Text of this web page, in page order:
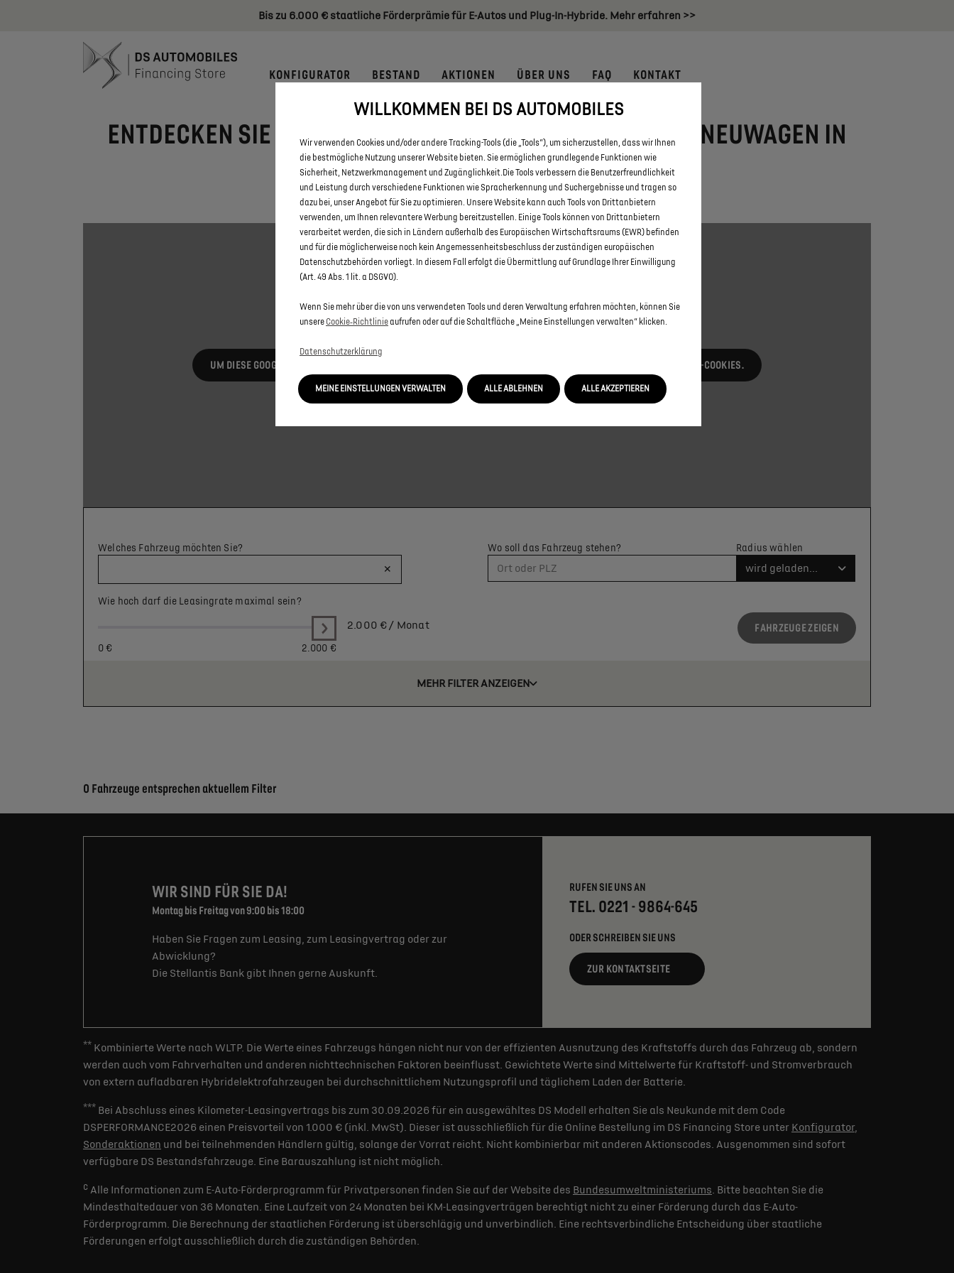
Bis zu 6.000 € staatliche Förderprämie für E-Autos und Plug-In-Hybride. Mehr erfahren >>
KONFIGURATOR BESTAND AKTIONEN ÜBER UNS FAQ KONTAKT
ENTDECKEN SIE ALLE DS 3 UND DS 3 CROSSBACK E-TENSE NEUWAGEN IN
HEIDENHEIM AN DER BRENZ
UM DIESE GOOGLE MAPS-KARTE ANZUZEIGEN, AKZEPTIEREN SIE BITTE DIE FÜR MARKETING/WERBUNG RELEVANTEN-COOKIES.
Welches Fahrzeug möchten Sie?
×
Wo soll das Fahrzeug stehen?
Ort oder PLZ
Radius wählen
wird geladen...
Wie hoch darf die Leasingrate maximal sein?
0 € 2.000 €
2.000 € / Monat FAHRZEUGE ZEIGEN
MEHR FILTER ANZEIGEN
Suchergebnisse
0 Fahrzeuge entsprechen aktuellem Filter
WIR SIND FÜR SIE DA!
Montag bis Freitag von 9:00 bis 18:00
Haben Sie Fragen zum Leasing, zum Leasingvertrag oder zur
Abwicklung?
Die Stellantis Bank gibt Ihnen gerne Auskunft.
RUFEN SIE UNS AN
TEL. 0221 - 9864-645
ODER SCHREIBEN SIE UNS
ZUR KONTAKTSEITE
** Kombinierte Werte nach WLTP. Die Werte eines Fahrzeugs hängen nicht nur von der effizienten Ausnutzung des Kraftstoffs durch das Fahrzeug ab, sondern
werden auch vom Fahrverhalten und anderen nichttechnischen Faktoren beeinflusst. Gewichtete Werte sind Mittelwerte für Kraftstoff- und Stromverbrauch
von extern aufladbaren Hybridelektrofahrzeugen bei durchschnittlichem Nutzungsprofil und täglichem Laden der Batterie.
*** Bei Abschluss eines Kilometer-Leasingvertrags bis zum 30.09.2026 für ein ausgewähltes DS Modell erhalten Sie als Neukunde mit dem Code
DSPERFORMANCE2026 einen Preisvorteil von 1.000 € (inkl. MwSt). Dieser ist ausschließlich für die Online Bestellung im DS Financing Store unter Konfigurator,
Sonderaktionen und bei teilnehmenden Händlern gültig, solange der Vorrat reicht. Nicht kombinierbar mit anderen Aktionscodes. Ausgenommen sind sofort
verfügbare DS Bestandsfahrzeuge. Eine Barauszahlung ist nicht möglich.
c Alle Informationen zum E-Auto-Förderprogramm für Privatpersonen finden Sie auf der Website des Bundesumweltministeriums. Bitte beachten Sie die
Mindesthaltedauer von 36 Monaten. Eine Laufzeit von 24 Monaten bei KM-Leasingverträgen berechtigt nicht zu einer Förderung durch das E-Auto-
Förderprogramm. Die Berechnung der staatlichen Förderung ist überschlägig und unverbindlich. Eine rechtsverbindliche Entscheidung über staatliche
Förderungen erfolgt ausschließlich durch die zuständigen Behörden.
WILLKOMMEN BEI DS AUTOMOBILES
Wir verwenden Cookies und/oder andere Tracking-Tools (die „Tools“), um sicherzustellen, dass wir Ihnen
die bestmögliche Nutzung unserer Website bieten. Sie ermöglichen grundlegende Funktionen wie
Sicherheit, Netzwerkmanagement und Zugänglichkeit.Die Tools verbessern die Benutzerfreundlichkeit
und Leistung durch verschiedene Funktionen wie Spracherkennung und Suchergebnisse und tragen so
dazu bei, unser Angebot für Sie zu optimieren. Unsere Website kann auch Tools von Drittanbietern
verwenden, um Ihnen relevantere Werbung bereitzustellen. Einige Tools können von Drittanbietern
verarbeitet werden, die sich in Ländern außerhalb des Europäischen Wirtschaftsraums (EWR) befinden
und für die möglicherweise noch kein Angemessenheitsbeschluss der zuständigen europäischen
Datenschutzbehörden vorliegt. In diesem Fall erfolgt die Übermittlung auf Grundlage Ihrer Einwilligung
(Art. 49 Abs. 1 lit. a DSGVO).
Wenn Sie mehr über die von uns verwendeten Tools und deren Verwaltung erfahren möchten, können Sie
unsere Cookie‑Richtlinieaufrufen oder auf die Schaltfläche „Meine Einstellungen verwalten“ klicken.
Datenschutzerklärung
MEINE EINSTELLUNGEN VERWALTEN ALLE AKZEPTIEREN
ALLE ABLEHNEN